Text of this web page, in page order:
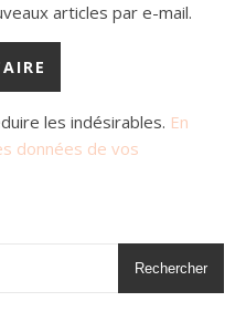
articles par e-mail.
les indésirables. En
données de vos
Rechercher